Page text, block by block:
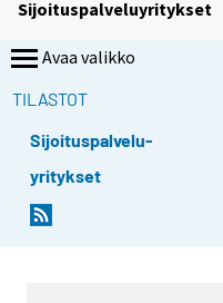
Sijoituspalveluyritykset
Avaa valikko
TILASTOT
Sijoituspalvelu-
yritykset